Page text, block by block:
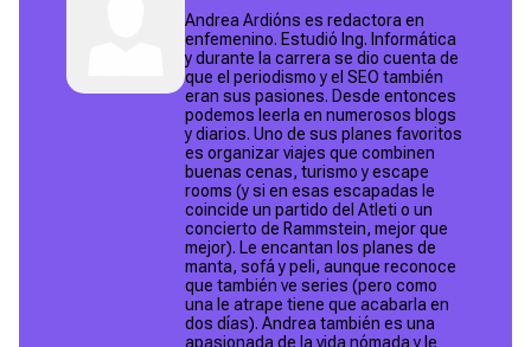
Andrea Ardións es redactora en
enfemenino. Estudió Ing. Informática
y durante la carrera se dio cuenta de
que el periodismo y el SEO también
eran sus pasiones. Desde entonces
podemos leerla en numerosos blogs
y diarios. Uno de sus planes favoritos
es organizar viajes que combinen
buenas cenas, turismo y escape
rooms (y si en esas escapadas le
coincide un partido del Atleti o un
concierto de Rammstein, mejor que
mejor). Le encantan los planes de
manta, sofá y peli, aunque reconoce
que también ve series (pero como
una le atrape tiene que acabarla en
dos días). Andrea también es una
apasionada de la vida nómada y le